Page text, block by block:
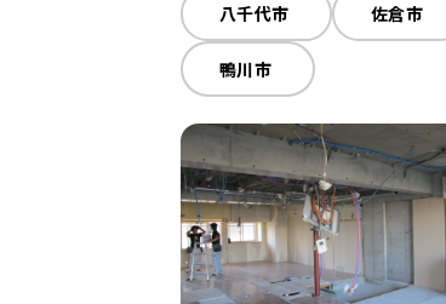
八千代市 佐倉市
鴨川市